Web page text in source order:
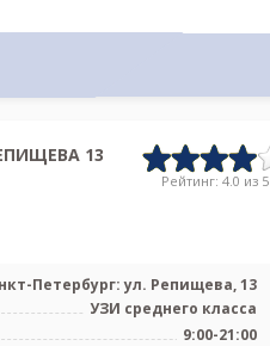
13
Рейтинг: 4.0 из 5
Петербург: ул. Репищева, 13
УЗИ среднего класса
9:00-21:00